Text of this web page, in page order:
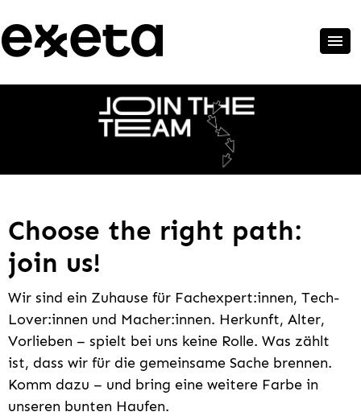
Choose the right path:
join us!
Wir sind ein Zuhause für Fachexpert:innen, Tech-
Lover:innen und Macher:innen. Herkunft, Alter,
Vorlieben – spielt bei uns keine Rolle. Was zählt
ist, dass wir für die gemeinsame Sache brennen.
Komm dazu – und bring eine weitere Farbe in
unseren bunten Haufen.